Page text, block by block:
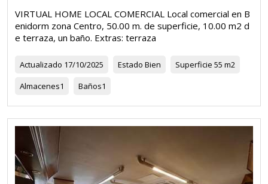
VIRTUAL HOME LOCAL COMERCIAL Local comercial en B
enidorm zona Centro, 50.00 m. de superficie, 10.00 m2 d
e terraza, un baño. Extras: terraza
Actualizado 17/10/2025 Estado Bien Superficie 55 m2
Almacenes1 Baños1